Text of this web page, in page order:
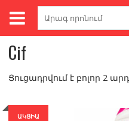
Search
Գլխավոր / Brands / Cif
Cif
Ցուցադրվում է բոլոր 2
ԱԿՑԻԱ